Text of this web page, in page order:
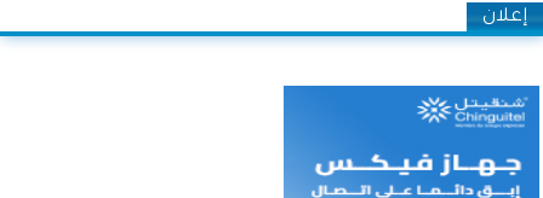
إعلان